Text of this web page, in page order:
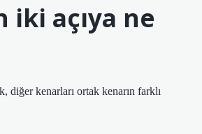
iki açıya ne
diğer kenarları ortak kenarın farklı